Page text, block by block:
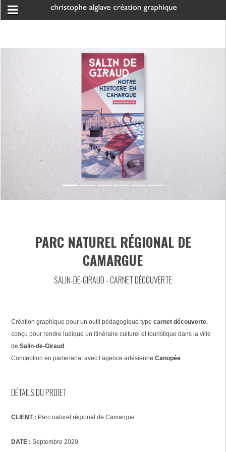
PARC NATUREL RÉGIONAL DE
CAMARGUE
SALIN-DE-GIRAUD - CARNET DÉCOUVERTE
Création graphique pour un outil pédagogique typecarnet découverte,
conçu pour rendre ludique un itinéraire culturel et touristique dans la ville
deSalin-de-Giraud .
Conception en partenariat avec l’agence arlésienneCanopée.
DÉTAILS DU PROJET
CLIENT : Parc naturel régional de Camargue
DATE : Septembre 2020